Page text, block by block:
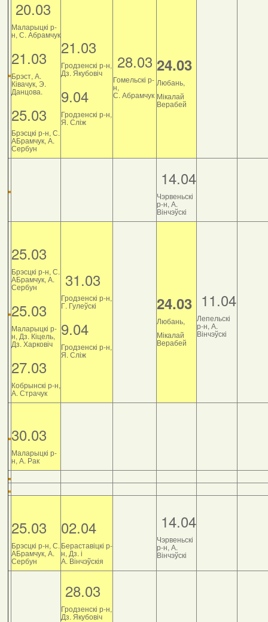
20.03
Маларыцкі р-
н, С. Абрамчук
21.03
Брэст, А.
Ківачук, Э.
Данцова.
25.03
Брэсцкі р-н, С.
АБрамчук, А.
Сербун
21.03
Гродзенскі р-н,
Дз. Якубовіч
9.04
Гродзенскі р-н,
Я. Сліж
28.03
Гомельскі р-
н,
С. Абрамчук
24.03
Любань,
Мікалай
Верабей
14.04
Чэрвеньскі
р-н, А.
Вінчэўскі
25.03
Брэсцкі р-н, С.
АБрамчук, А.
Сербун
25.03
Маларыцкі р-
н, Дз. Кіцель,
Дз. Харковіч
27.03
Кобрынскі р-н,
А. Страчук
31.03
Гродзенскі р-н,
Г. Гулеўскі
9.04
Гродзенскі р-н,
Я. Сліж
24.03
Любань,
Мікалай
Верабей
11.04
Лепельскі
р-н, А.
Вінчэўскі
30.03
Маларыцкі р-
н, А. Рак
25.03
Брэсцкі р-н, С.
АБрамчук, А.
Сербун
02.04
Бераставіцкі р-
н, Дз. і
А. Вінчэўскія
14.04
Чэрвеньскі
р-н, А.
Вінчэўскі
28.03
Гродзенскі р-н,
Дз. Якубовіч